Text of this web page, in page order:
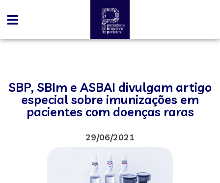
SBP, SBIm e ASBAI divulgam artigo
especial sobre imunizações em
pacientes com doenças raras
29/06/2021